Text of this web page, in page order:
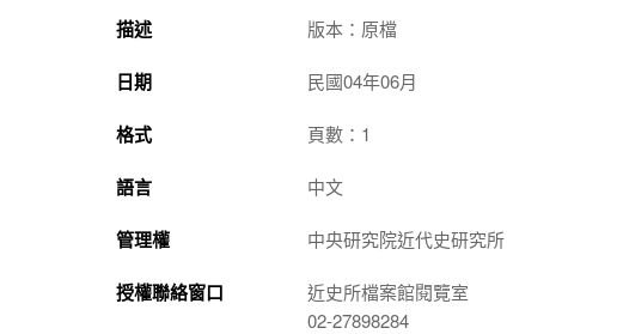
描述 版本：原檔
日期 民國04年06月
格式 頁數：1
語言 中文
管理權 中央研究院近代史研究所
授權聯絡窗口
近史所檔案館閱覽室
02-27898284